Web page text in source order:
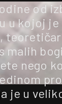
od
u kojoj
malih
nego
je u